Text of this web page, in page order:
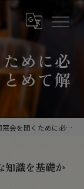
めに必
めて解
めに必要な知識を基礎からまとめて解説
知識を基礎か